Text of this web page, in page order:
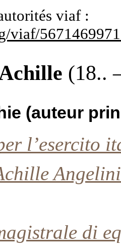
viaf :
viaf/
(18..
(auteur
l’esercito
di